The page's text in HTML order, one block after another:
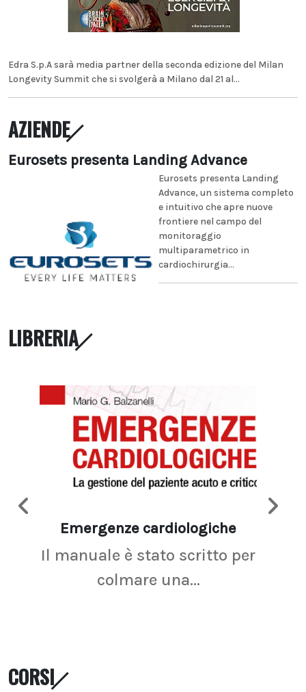
Edra S.p.A sarà media partner della seconda edizione del Milan
Longevity Summit che si svolgerà a Milano dal 21 al...
AZIENDE
Eurosets presenta Landing Advance
Eurosets presenta Landing
Advance, un sistema completo
e intuitivo che apre nuove
frontiere nel campo del
monitoraggio
multiparametrico in
cardiochirurgia...
LIBRERIA
Emergenze cardiologiche
Il manuale è stato scritto per
colmare una...
CORSI